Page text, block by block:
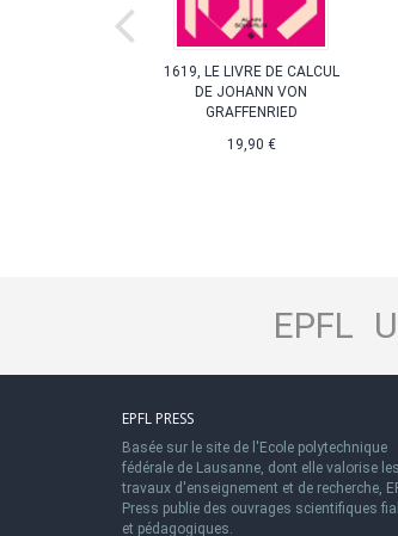
1619, LE LIVRE DE CALCUL
DE JOHANN VON
GRAFFENRIED
19,90 €
EPFL
EPFL PRESS
Basée sur le site de l'Ecole polytechnique
fédérale de Lausanne, dont elle valorise les
travaux d'enseignement et de recherche,
Press publie des ouvrages scientifiques
et pédagogiques.